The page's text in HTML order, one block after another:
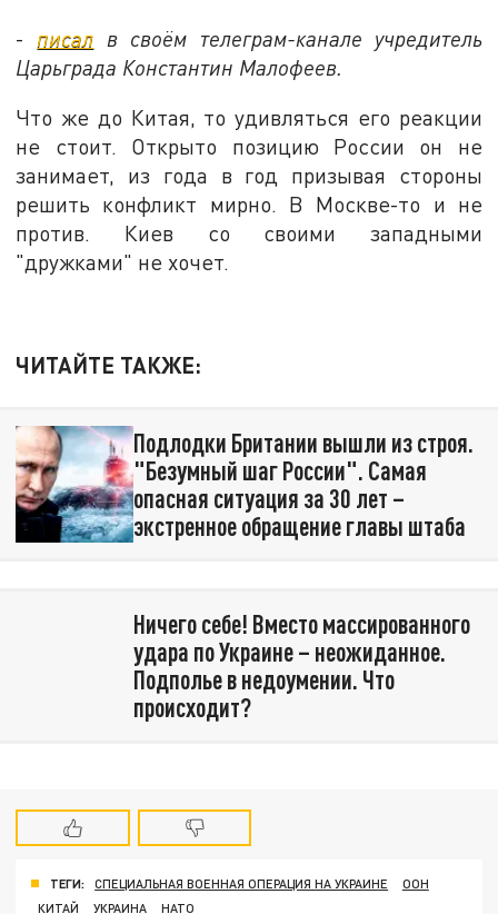
- писал в своём телеграм-канале учредитель
Царьграда Константин Малофеев.
Что же до Китая, то удивляться его реакции
не стоит. Открыто позицию России он не
занимает, из года в год призывая стороны
решить конфликт мирно. В Москве-то и не
против. Киев со своими западными
"дружками" не хочет.
ЧИТАЙТЕ ТАКЖЕ:
Подлодки Британии вышли из строя.
"Безумный шаг России". Самая
опасная ситуация за 30 лет –
экстренное обращение главы штаба
Ничего себе! Вместо массированного
удара по Украине – неожиданное.
Подполье в недоумении. Что
происходит?
ТЕГИ: СПЕЦИАЛЬНАЯ ВОЕННАЯ ОПЕРАЦИЯ НА УКРАИНЕ
ООН
КИТАЙ
УКРАИНА НАТО